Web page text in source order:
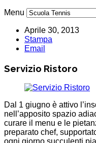
Menu
Aprile 30, 2013
Stampa
Email
Servizio Ristoro
Dal 1 giugno è attivo
nell’apposito spazio
curare il menu e le
preparato chef,